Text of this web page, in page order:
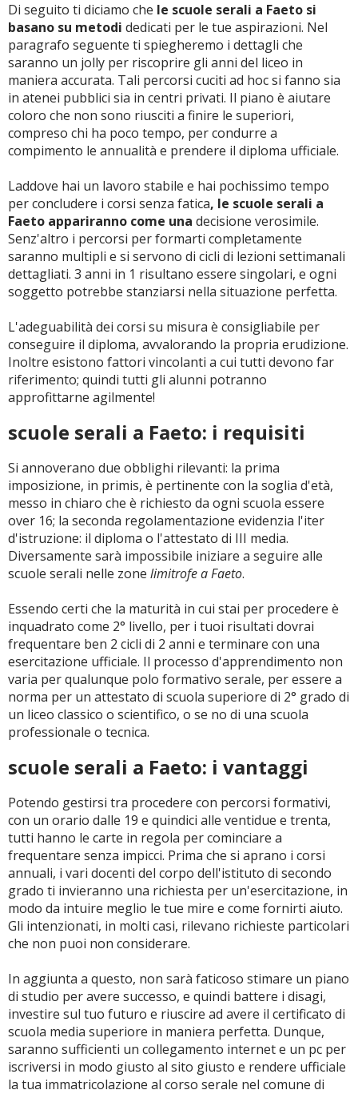
Di seguito ti diciamo che le scuole serali a Faeto si
basano su metodi dedicati per le tue aspirazioni. Nel
paragrafo seguente ti spiegheremo i dettagli che
saranno un jolly per riscoprire gli anni del liceo in
maniera accurata. Tali percorsi cuciti ad hoc si fanno sia
in atenei pubblici sia in centri privati. Il piano è aiutare
coloro che non sono riusciti a finire le superiori,
compreso chi ha poco tempo, per condurre a
compimento le annualità e prendere il diploma ufficiale.
Laddove hai un lavoro stabile e hai pochissimo tempo
per concludere i corsi senza fatica, le scuole serali a
Faeto appariranno come una decisione verosimile.
Senz'altro i percorsi per formarti completamente
saranno multipli e si servono di cicli di lezioni settimanali
dettagliati. 3 anni in 1 risultano essere singolari, e ogni
soggetto potrebbe stanziarsi nella situazione perfetta.
L'adeguabilità dei corsi su misura è consigliabile per
conseguire il diploma, avvalorando la propria erudizione.
Inoltre esistono fattori vincolanti a cui tutti devono far
riferimento; quindi tutti gli alunni potranno
approfittarne agilmente!
scuole serali a Faeto: i requisiti
Si annoverano due obblighi rilevanti: la prima
imposizione, in primis, è pertinente con la soglia d'età,
messo in chiaro che è richiesto da ogni scuola essere
over 16; la seconda regolamentazione evidenzia l'iter
d'istruzione: il diploma o l'attestato di III media.
Diversamente sarà impossibile iniziare a seguire alle
scuole serali nelle zone limitrofe a Faeto.
Essendo certi che la maturità in cui stai per procedere è
inquadrato come 2° livello, per i tuoi risultati dovrai
frequentare ben 2 cicli di 2 anni e terminare con una
esercitazione ufficiale. Il processo d'apprendimento non
varia per qualunque polo formativo serale, per essere a
norma per un attestato di scuola superiore di 2° grado di
un liceo classico o scientifico, o se no di una scuola
professionale o tecnica.
scuole serali a Faeto: i vantaggi
Potendo gestirsi tra procedere con percorsi formativi,
con un orario dalle 19 e quindici alle ventidue e trenta,
tutti hanno le carte in regola per cominciare a
frequentare senza impicci. Prima che si aprano i corsi
annuali, i vari docenti del corpo dell'istituto di secondo
grado ti invieranno una richiesta per un'esercitazione, in
modo da intuire meglio le tue mire e come fornirti aiuto.
Gli intenzionati, in molti casi, rilevano richieste particolari
che non puoi non considerare.
In aggiunta a questo, non sarà faticoso stimare un piano
di studio per avere successo, e quindi battere i disagi,
investire sul tuo futuro e riuscire ad avere il certificato di
scuola media superiore in maniera perfetta. Dunque,
saranno sufficienti un collegamento internet e un pc per
iscriversi in modo giusto al sito giusto e rendere ufficiale
la tua immatricolazione al corso serale nel comune di